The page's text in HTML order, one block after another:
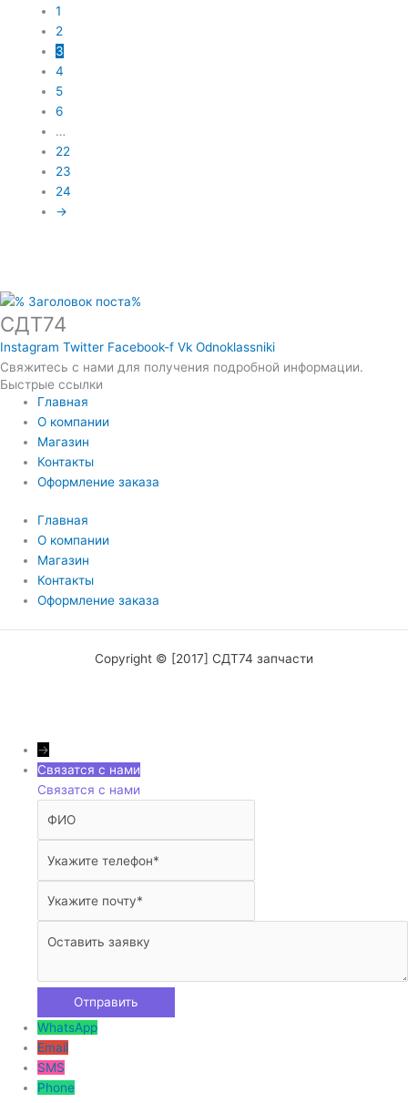
1
2
3
4
5
6
…
22
23
24
→
СДТ74
Instagram Twitter Facebook-f Vk Odnoklassniki
Свяжитесь с нами для получения подробной информации.
Быстрые ссылки
Главная
О компании
Магазин
Контакты
Оформление заказа
Главная
О компании
Магазин
Контакты
Оформление заказа
Copyright © [2017] СДТ74 запчасти
→
Связатся с нами
Связатся с нами
WhatsApp
Email
SMS
Phone